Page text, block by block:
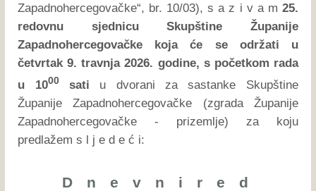
Zapadnohercegovačke“, br. 10/03), s a z i v a m 25.
redovnu sjednicu Skupštine Županije
Zapadnohercegovačke koja će se održati u
četvrtak 9. travnja 2026. godine, s početkom rada
u 1000sati u dvorani za sastanke Skupštine
Županije Zapadnohercegovačke (zgrada Županije
Zapadnohercegovačke - prizemlje) za koju
predlažem s l j e d e ć i:
D n e v n i r e d